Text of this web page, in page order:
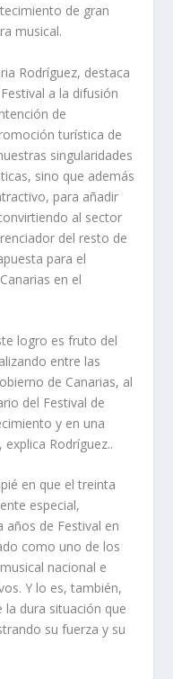
de gran
musical.
Rodríguez, destaca
a la difusión
de
turística de
singularidades
sino que además
para añadir
al sector
del resto de
para el
en el
logro es fruto del
entre las
de Canarias, al
del Festival de
y en una
Rodríguez..
en que el treinta
especial,
años de Festival en
como uno de los
nacional e
Y lo es, también,
la dura situación que
su fuerza y su